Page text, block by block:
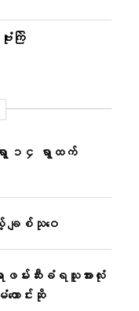
ကြဲ
းရွာ ၁၄ ရွာထက်
ချစ်သုဝေ
ဖမ်းဆီးခံရသူအားလုံး
ာင်းဆို